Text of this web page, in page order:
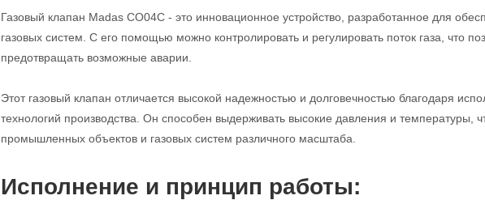
Газовый клапан Madas CO04C - это инновационное устройство, разработанное для
газовых систем. С его помощью можно контролировать и регулировать поток газа, что
предотвращать возможные аварии.
Этот газовый клапан отличается высокой надежностью и долговечностью благодаря
технологий производства. Он способен выдерживать высокие давления и температуры,
промышленных объектов и газовых систем различного масштаба.
Исполнение и принцип работы: